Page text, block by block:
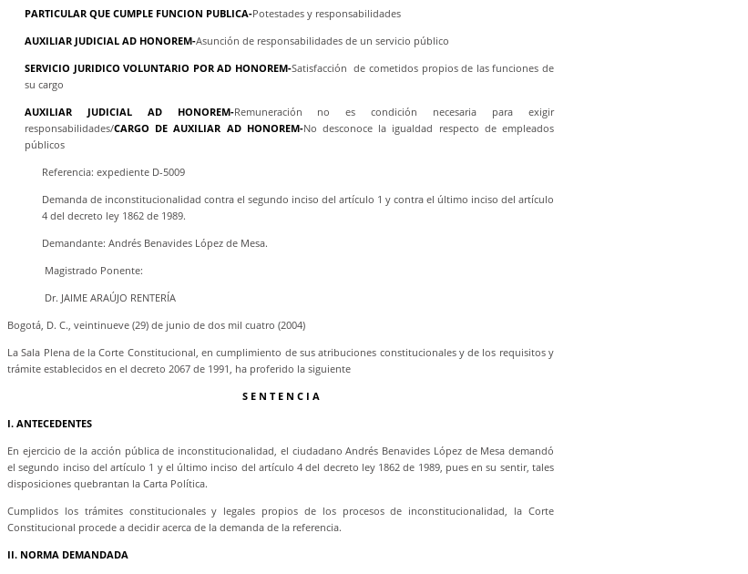
PARTICULAR QUE CUMPLE FUNCION PUBLICA-Potestades y responsabilidades
AUXILIAR JUDICIAL AD HONOREM-Asunción de responsabilidades de un servicio público
SERVICIO JURIDICO VOLUNTARIO POR AD HONOREM-Satisfacción de cometidos propios de las funciones de
su cargo
AUXILIAR JUDICIAL AD HONOREM-Remuneración no es condición necesaria para exigir
responsabilidades/CARGO DE AUXILIAR AD HONOREM-No desconoce la igualdad respecto de empleados
públicos
Referencia: expediente D-5009
Demanda de inconstitucionalidad contra el segundo inciso del artículo 1 y contra el último inciso del artículo
4 del decreto ley 1862 de 1989.
Demandante: Andrés Benavides López de Mesa.
Magistrado Ponente:
Dr. JAIME ARAÚJO RENTERÍA
Bogotá, D. C., veintinueve (29) de junio de dos mil cuatro (2004)
La Sala Plena de la Corte Constitucional, en cumplimiento de sus atribuciones constitucionales y de los requisitos y
trámite establecidos en el decreto 2067 de 1991, ha proferido la siguiente
S E N T E N C I A
I. ANTECEDENTES
En ejercicio de la acción pública de inconstitucionalidad, el ciudadano Andrés Benavides López de Mesa demandó
el segundo inciso del artículo 1 y el último inciso del artículo 4 del decreto ley 1862 de 1989, pues en su sentir, tales
disposiciones quebrantan la Carta Política.
Cumplidos los trámites constitucionales y legales propios de los procesos de inconstitucionalidad, la Corte
Constitucional procede a decidir acerca de la demanda de la referencia.
II. NORMA DEMANDADA